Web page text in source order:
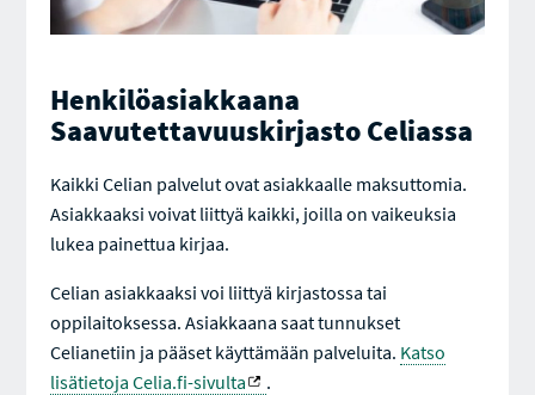
Henkilöasiakkaana
Saavutettavuuskirjasto Celiassa
Kaikki Celian palvelut ovat asiakkaalle maksuttomia.
Asiakkaaksi voivat liittyä kaikki, joilla on vaikeuksia
lukea painettua kirjaa.
Celian asiakkaaksi voi liittyä kirjastossa tai
oppilaitoksessa. Asiakkaana saat tunnukset
Celianetiin ja pääset käyttämään palveluita. Katso
lisätietoja Celia.fi-sivulta
.